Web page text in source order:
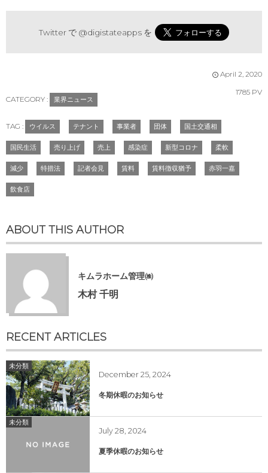
Twitter で @digistateapps を
April 2 2020
1785 PV
CATEGORY :
業界ニュース
TAG : ウイルス テナント 事業者 団体 国土交通相
国民生活 売り上げ 売上 感染症 新型コロナ 柔軟
減少 特措法 記者会見 賃料 賃料徴収猶予 赤羽一嘉
飲食店
ABOUT THIS AUTHOR
キムラホーム管理㈱
木村 千明
RECENT ARTICLES
未分類
December 25 2024
冬期休暇のお知らせ
未分類
July 28 2024
夏季休暇のお知らせ